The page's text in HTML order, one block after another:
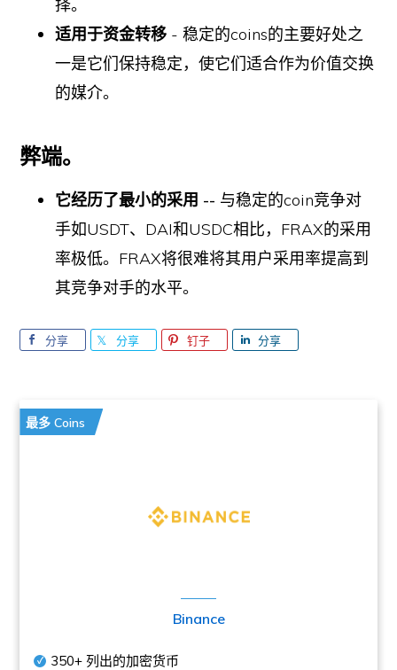
择。
适用于资金转移 - 稳定的coins的主要好处之
一是它们保持稳定，使它们适合作为价值交换
的媒介。
弊端。
它经历了最小的采用 -- 与稳定的coin竞争对
手如USDT、DAI和USDC相比，FRAX的采用
率极低。FRAX将很难将其用户采用率提高到
其竞争对手的水平。
分享 分享 钉子 分享
最多 Coins
Binance
350+ 列出的加密货币